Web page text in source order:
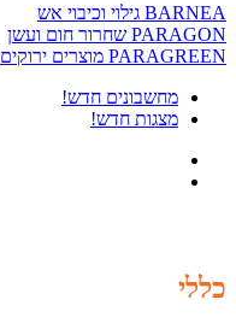
BARNEA גילוי וכיבוי אש
PARAGON שחרור חום ועשן
PARAGREEN מוצרים ירוקים
מחשבונים חדש!
מצגות חדש!
כללי